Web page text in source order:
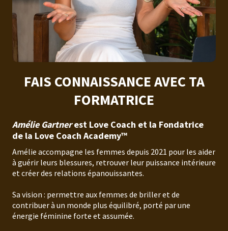
FAIS CONNAISSANCE AVEC TA
FORMATRICE
Amélie Gartnerest Love Coach et la Fondatrice
de la Love Coach Academy™
Amélie accompagne les femmes depuis 2021 pour les aider
à guérir leurs blessures, retrouver leur puissance intérieure
et créer des relations épanouissantes.
Sa vision : permettre aux femmes de briller et de
contribuer à un monde plus équilibré, porté par une
énergie féminine forte et assumée.